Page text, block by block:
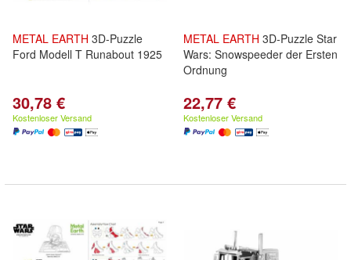
METAL EARTH 3D-Puzzle
Ford Modell T Runabout 1925
30,78 €
Kostenloser Versand
METAL EARTH 3D-Puzzle Star
Wars: Snowspeeder der Ersten
Ordnung
22,77 €
Kostenloser Versand